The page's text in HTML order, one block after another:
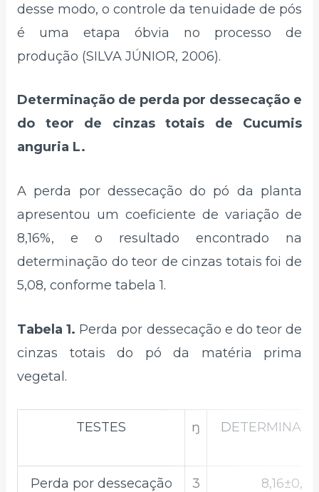
desse modo, o controle da tenuidade de pós
é uma etapa óbvia no processo de
produção (SILVA JÚNIOR, 2006).
Determinação de perda por dessecação e
do teor de cinzas totais de Cucumis
anguria L.
A perda por dessecação do pó da planta
apresentou um coeficiente de variação de
8,16%, e o resultado encontrado na
determinação do teor de cinzas totais foi de
5,08, conforme tabela 1.
Tabela 1. Perda por dessecação e do teor de
cinzas totais do pó da matéria prima
vegetal.
TESTES ŋ
Perda por dessecação 3 8,16±0,116